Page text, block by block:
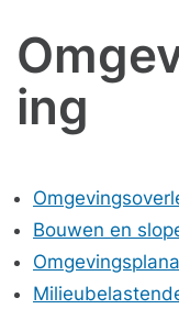
ing
Bouwen en